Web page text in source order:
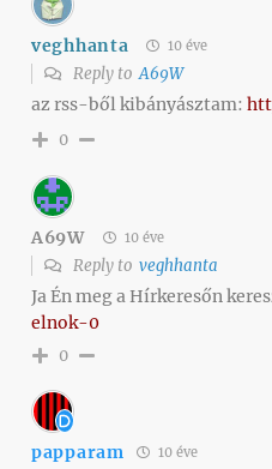
veghhanta 10 éve
Reply toA69W
az rss-ből kibányásztam:
0
A69W 10 éve
Reply to veghhanta
Ja Én meg a Hírkeresőn
elnok-0
0
papparam 10 éve